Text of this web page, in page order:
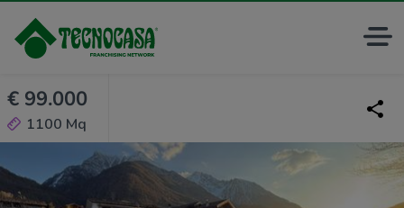
€ 99.000
1100 Mq